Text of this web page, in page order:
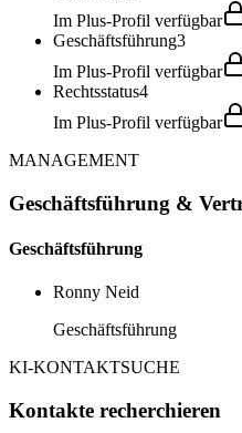
Im Plus-Profil verfügbar
Geschäftsführung3
Im Plus-Profil verfügbar
Rechtsstatus4
Im Plus-Profil verfügbar
MANAGEMENT
Geschäftsführung &
Geschäftsführung
Ronny Neid
Geschäftsführung
KI-KONTAKTSUCHE
Kontakte recherchieren